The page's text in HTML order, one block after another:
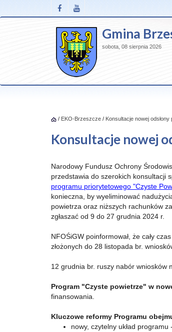
Gmina
sobota, 08 sierpnia 2026
/ EKO-Brzeszcze / Konsultacje nowej
Konsultacje nowej
Narodowy Fundusz Ochrony
przedstawia do szerokich konsultacji
programu priorytetowego "Czyste
konieczna, by wyeliminować
powietrza oraz niższych rachunków
zgłaszać od 9 do 27 grudnia 2024 r.
NFOŚiGW poinformował, że cały
złożonych do 28 listopada br.
12 grudnia br. ruszy nabór wniosków
Program "Czyste powietrze" w
finansowania.
Kluczowe reformy Programu
nowy, czytelny układ